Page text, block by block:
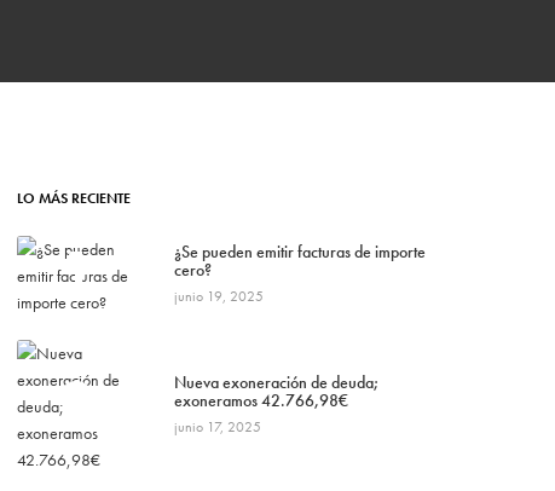
LO MÁS RECIENTE
1
¿Se pueden emitir facturas de importe
cero?
junio 19, 2025
2
Nueva exoneración de deuda;
exoneramos 42.766,98€
junio 17, 2025